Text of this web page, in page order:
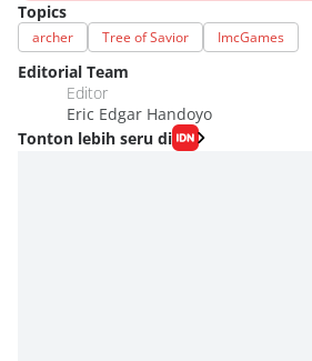
Topics
archer Tree of Savior ImcGames
Editorial Team
Editor
Eric Edgar Handoyo
Tonton lebih seru di